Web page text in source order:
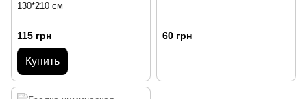
130*210 см
115 грн
Купить
60 грн